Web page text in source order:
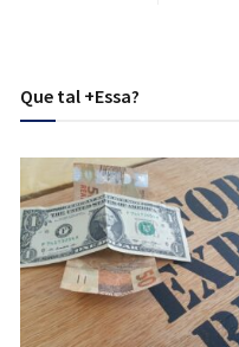
Que tal +Essa?